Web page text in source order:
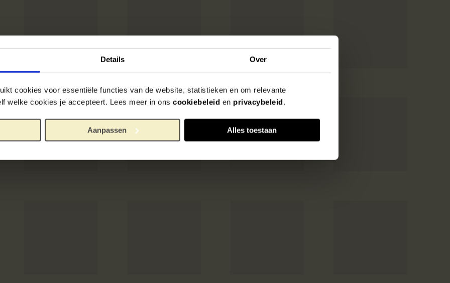
Details Over
cookies voor essentiële functies van de website, statistieken en om relevante
welke cookies je accepteert. Lees meer in ons cookiebeleid en privacybeleid.
Aanpassen Alles toestaan
Geen afbeelding